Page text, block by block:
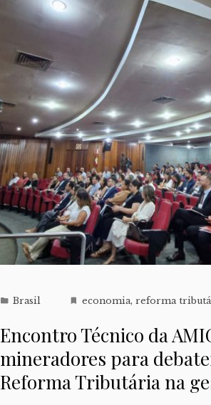
Brasil economia,reforma
Encontro Técnico da
mineradores para
Reforma Tributária na